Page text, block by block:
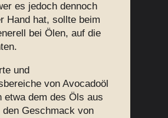
es jedoch dennoch
Hand hat, sollte beim
bei Ölen, auf die
und
von Avocadoöl
etwa dem des Öls aus
Geschmack von